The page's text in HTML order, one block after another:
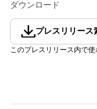
ダウンロード
プレスリリース
このプレスリリース内で